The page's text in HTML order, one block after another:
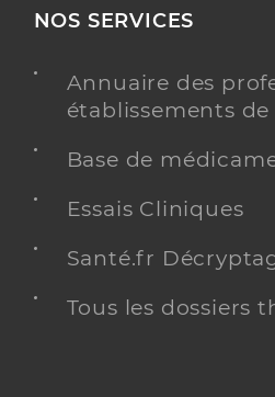
NOS SERVICES
Annuaire des
établissements de
Base de
Essais Cliniques
Santé.fr
Tous les dossiers